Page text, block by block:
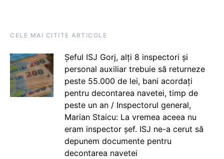
CELE MAI CITITE ARTICOLE
Șeful ISJ Gorj, alți 8 inspectori și
personal auxiliar trebuie să returneze
peste 55.000 de lei, bani acordați
pentru decontarea navetei, timp de
peste un an / Inspectorul general,
Marian Staicu: La vremea aceea nu
eram inspector șef. ISJ ne-a cerut să
depunem documente pentru
decontarea navetei